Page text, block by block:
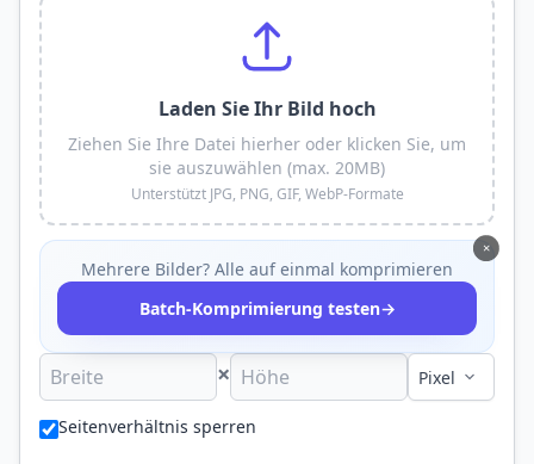
Laden Sie Ihr Bild hoch
Ziehen Sie Ihre Datei hierher oder klicken Sie, um
sie auszuwählen (max. 20MB)
Unterstützt JPG, PNG, GIF, WebP-Formate
×
Mehrere Bilder? Alle auf einmal komprimieren
Batch-Komprimierung testen→
×
Seitenverhältnis sperren